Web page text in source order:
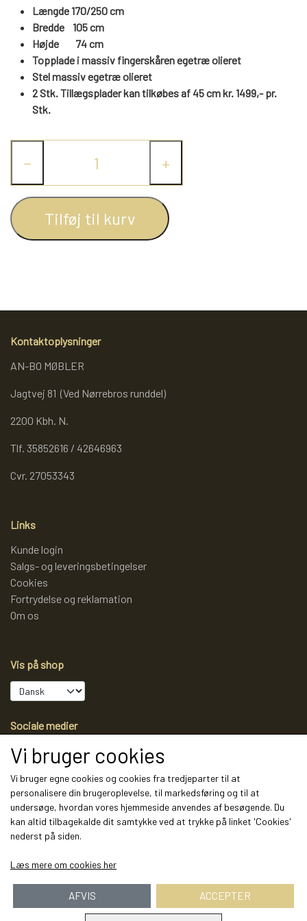
DAYBED/CHAISELONG
ENTRE
BELYSNING
REOLER
REOL EDGE
REOL MISTRAL
BOGREOLER 40 CM DYBDE
VÆGPANELER
SPEJLE
BELYSNING
VÆGPANELER
VÆGPANELER
VÆGPANELER
SPEJLE
AFHENTNING
MONTERING & LEVERING
OM OS
Længde 170/250 cm
Bredde 105 cm
Højde
74cm
Topplade i massiv fingerskåren egetræ olieret
Stel massiv egetræ olieret
2 Stk. Tillægsplader kan tilkøbes af 45 cm kr. 1499,- pr.
Stk.
− +
Tilføj til kurv
Kontaktoplysninger
AN-BO MØBLER
Jagtvej 81 (Ved Nørrebros runddel)
2200 Kbh. N.
Tlf. 35852616 / 42646963
Cvr. 27053343
Links
Kunde login
Salgs- og leveringsbetingelser
Cookies
Fortrydelse og reklamation
Om os
Vis på shop
Sociale medier
Modtag vores nyhedsbrev via e-mail
Tilmeld
Vi bruger cookies
Vi bruger egne cookies og cookies fra tredjeparter til at
personalisere din brugeroplevelse, til markedsføring og til at
undersøge, hvordan vores hjemmeside anvendes af besøgende. Du
kan altid tilbagekalde dit samtykke ved at trykke på linket 'Cookies'
nederst på siden.
Læs mere om cookies her
AFVIS ACCEPTER